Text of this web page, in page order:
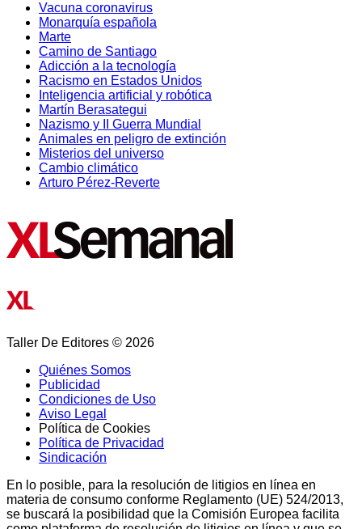
Vacuna coronavirus
Monarquía española
Marte
Camino de Santiago
Adicción a la tecnología
Racismo en Estados Unidos
Inteligencia artificial y robótica
Martín Berasategui
Nazismo y II Guerra Mundial
Animales en peligro de extinción
Misterios del universo
Cambio climático
Arturo Pérez-Reverte
Taller De Editores © 2026
Quiénes Somos
Publicidad
Condiciones de Uso
Aviso Legal
Política de Cookies
Política de Privacidad
Sindicación
En lo posible, para la resolución de litigios en línea en
materia de consumo conforme Reglamento (UE) 524/2013,
se buscará la posibilidad que la Comisión Europea facilita